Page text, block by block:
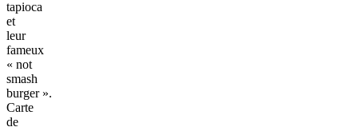
tapioca
et
leur
fameux
« not
smash
burger ».
Carte
de